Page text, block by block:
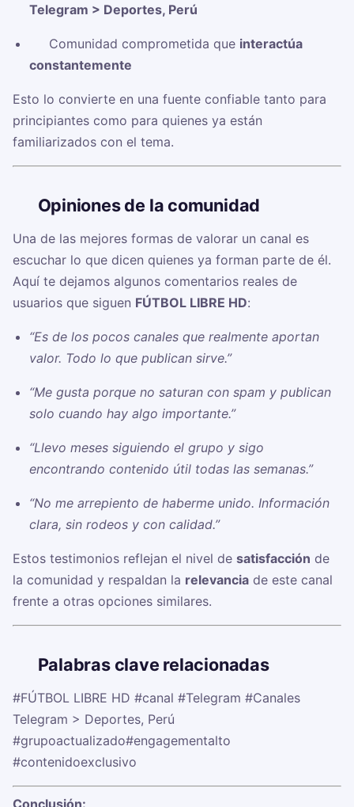
Telegram > Deportes, Perú
✅ Comunidad comprometida que interactúa
constantemente
Esto lo convierte en una fuente confiable tanto para
principiantes como para quienes ya están
familiarizados con el tema.
Opiniones de la comunidad
Una de las mejores formas de valorar un canal es
escuchar lo que dicen quienes ya forman parte de él.
Aquí te dejamos algunos comentarios reales de
usuarios que siguen FÚTBOL LIBRE HD:
“Es de los pocos canales que realmente aportan
valor. Todo lo que publican sirve.”
“Me gusta porque no saturan con spam y publican
solo cuando hay algo importante.”
“Llevo meses siguiendo el grupo y sigo
encontrando contenido útil todas las semanas.”
“No me arrepiento de haberme unido. Información
clara, sin rodeos y con calidad.”
Estos testimonios reflejan el nivel de satisfacción de
la comunidad y respaldan la relevancia de este canal
frente a otras opciones similares.
Palabras clave relacionadas
#FÚTBOL LIBRE HD #canal #Telegram #Canales
Telegram > Deportes, Perú
#grupoactualizado#engagementalto
#contenidoexclusivo